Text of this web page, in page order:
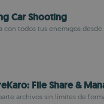
Car Shooting
con todos tus enemigos
File Share &
archivos sin límites de